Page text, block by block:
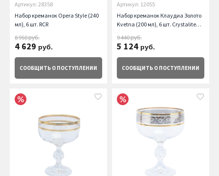
Артикул: 28358
Набор креманок Opera Style (240
мл), 6 шт. RCR
8 950руб.
4 629 руб.
СООБЩИТЬ О ПОСТУПЛЕНИИ
Артикул: 12055
Набор креманок Клаудиа Золото
Kvetna (200 мл), 6 шт. Crystalite
9 440руб.
5 124 руб.
СООБЩИТЬ О ПОСТУПЛЕНИИ